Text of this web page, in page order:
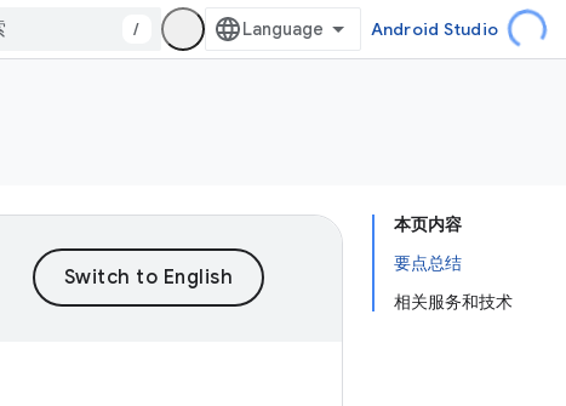
/ Android Studio
本页内容
要点总结
相关服务和技术